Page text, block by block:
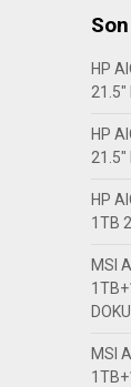
HP
21.5″
HP
21.5″
HP
1TB
MSI
MSI